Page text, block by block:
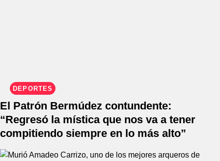
DEPORTES
El Patrón Bermúdez contundente:
“Regresó la mística que nos va a tener
compitiendo siempre en lo más alto”